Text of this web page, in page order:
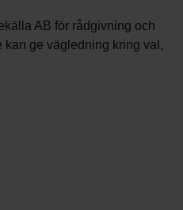
AB för rådgivning och
kan ge vägledning kring val,